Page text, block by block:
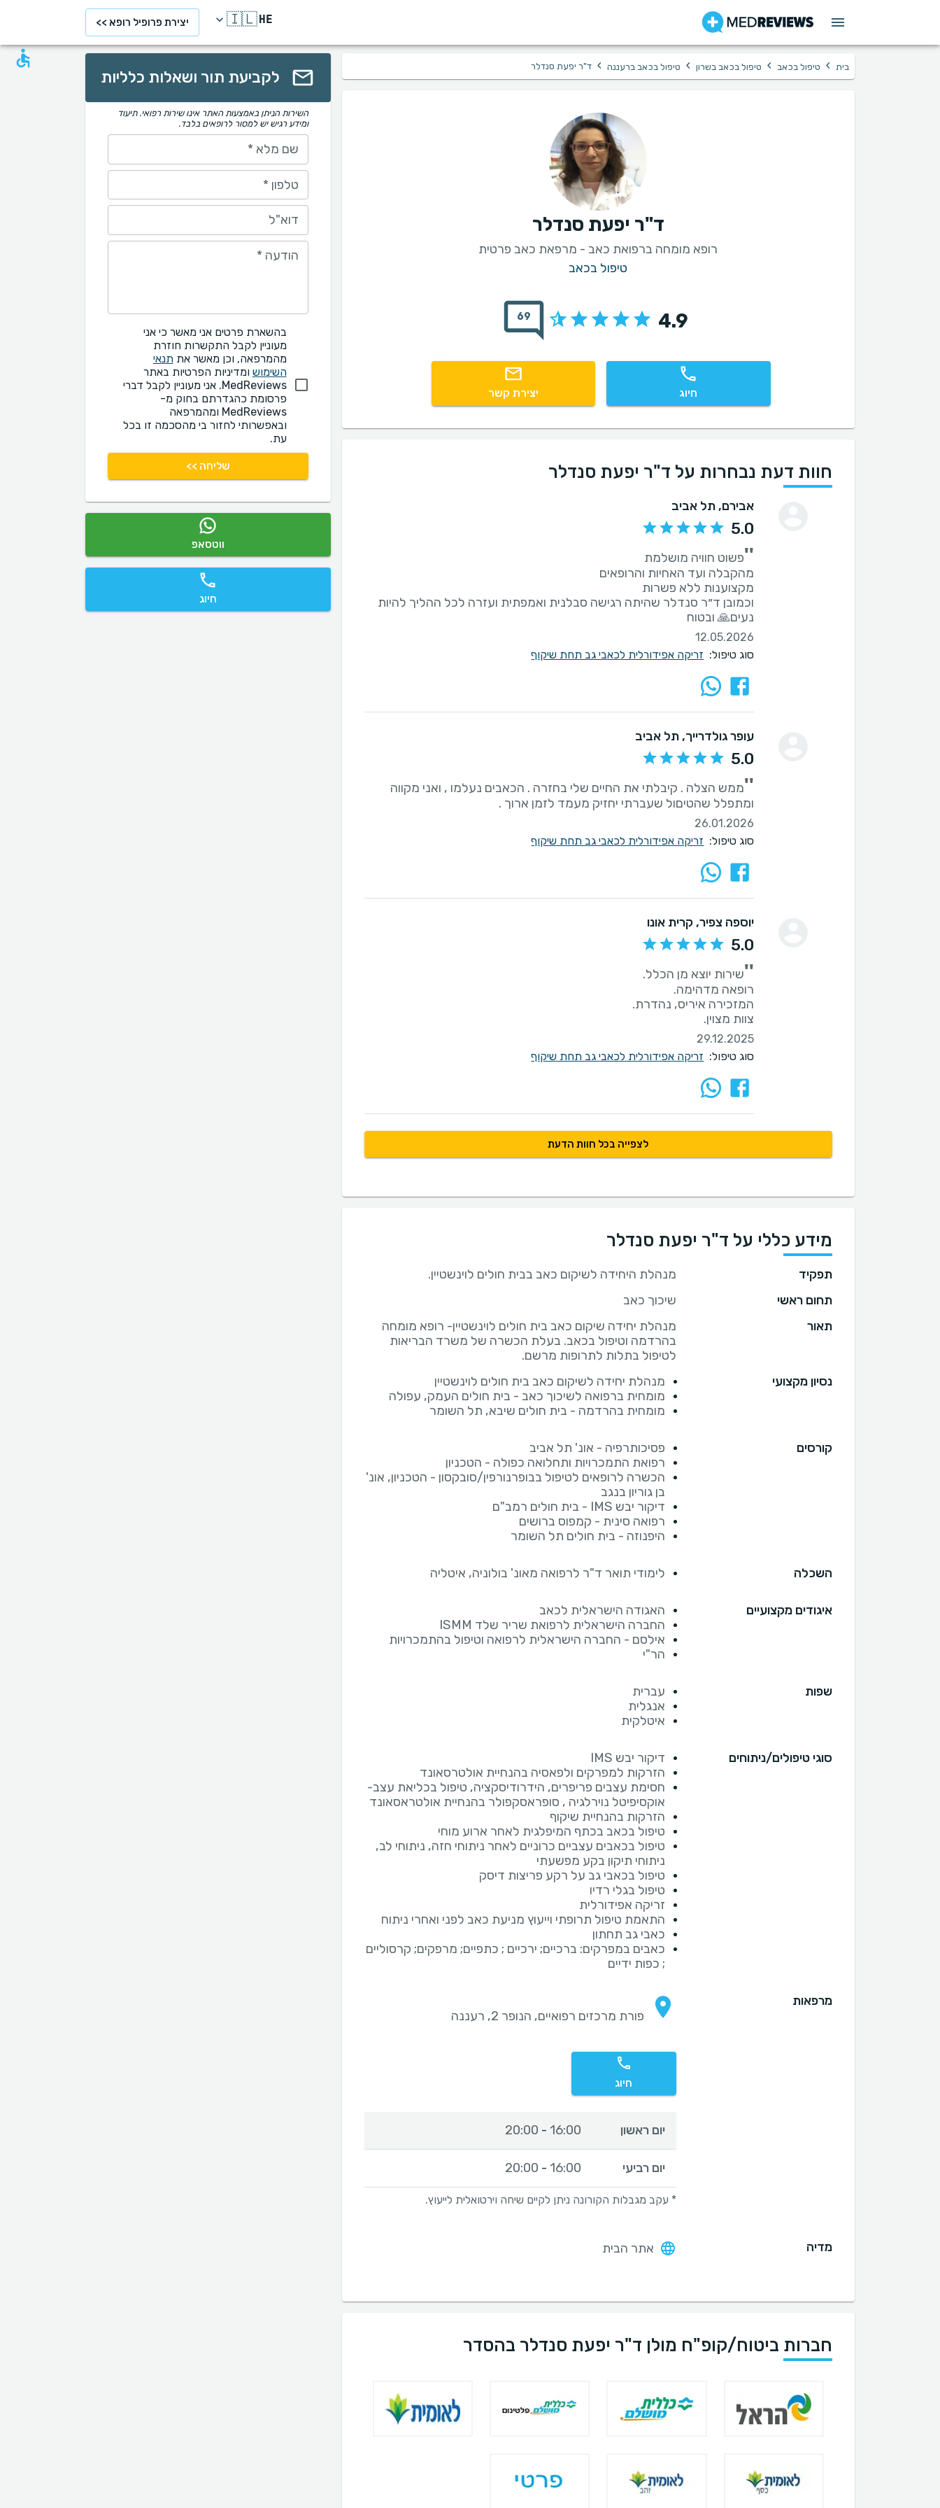
HE
🇮🇱 יצירת פרופיל רופא >>
בית › טיפול בכאב › טיפול בכאב בשרון › טיפול בכאב ברעננה › ד"ר יפעת סנדלר
ד"ר יפעת סנדלר
רופא מומחה ברפואת כאב - מרפאת כאב פרטית
טיפול בכאב
4.9
69
חיוג יצירת קשר
חוות דעת נבחרות על ד"ר יפעת סנדלר
אבירם, תל אביב
5.0
''
‏וכמובן ד״ר סנדלר שהיתה רגישה סבלנית ואמפתית ועזרה לכל ההליך להיות
נעים🙏 ובטוח
12.05.2026
סוג טיפול: זריקה אפידורלית לכאבי גב תחת שיקוף
עופר גולדרייך, תל אביב
5.0
''ממש הצלה . קיבלתי את החיים שלי בחזרה . הכאבים נעלמו , ואני מקווה
ומתפלל שהטיםול שעברתי יחזיק מעמד לזמן ארוך .
26.01.2026
סוג טיפול: זריקה אפידורלית לכאבי גב תחת שיקוף
יוספה צפיר, קרית אונו
5.0
''
צוות מצוין.
29.12.2025
סוג טיפול: זריקה אפידורלית לכאבי גב תחת שיקוף
לצפייה בכל חוות הדעת
מידע כללי על ד"ר יפעת סנדלר
תפקיד
מנהלת היחידה לשיקום כאב בבית חולים לוינשטיין.
תחום ראשי
שיכוך כאב
תאור
מנהלת יחידה שיקום כאב בית חולים לוינשטיין- רופא מומחה
בהרדמה וטיפול בכאב. בעלת הכשרה של משרד הבריאות
לטיפול בתלות לתרופות מרשם.
נסיון מקצועי
מנהלת יחידה לשיקום כאב בית חולים לוינשטיין
מומחית ברפואה לשיכוך כאב - בית חולים העמק, עפולה
מומחית בהרדמה - בית חולים שיבא, תל השומר
קורסים
פסיכותרפיה - אונ' תל אביב
רפואת התמכרויות ותחלואה כפולה - הטכניון
הכשרה לרופאים לטיפול בבופרנורפין/סובקסון - הטכניון, אונ'
בן גוריון בנגב
דיקור יבש IMS - בית חולים רמב"ם
רפואה סינית - קמפוס ברושים
היפנוזה - בית חולים תל השומר
השכלה לימודי תואר ד"ר לרפואה מאונ' בולוניה, איטליה
איגודים מקצועיים
האגודה הישראלית לכאב
החברה הישראלית לרפואת שריר שלד ISMM
אילסם - החברה הישראלית לרפואה וטיפול בהתמכרויות
הר"י
שפות
עברית
אנגלית
איטלקית
סוגי טיפולים/ניתוחים
דיקור יבש IMS
הזרקות למפרקים ולפאסיה בהנחיית אולטרסאונד
חסימת עצבים פריפרים, הידרודיסקציה, טיפול בכליאת עצב-
אוקסיפיטל נוירלגיה , סופראסקפולר בהנחיית אולטראסאונד
הזרקות בהנחיית שיקוף
טיפול בכאב בכתף המיפלגית לאחר ארוע מוחי
טיפול בכאבים עצביים כרוניים לאחר ניתוחי חזה, ניתוחי לב,
ניתוחי תיקון בקע מפשעתי
טיפול בכאבי גב על רקע פריצות דיסק
טיפול בגלי רדיו
זריקה אפידורלית
התאמת טיפול תרופתי וייעוץ מניעת כאב לפני ואחרי ניתוח
כאבי גב תחתון
כאבים במפרקים: ברכיים; ירכיים ; כתפיים; מרפקים; קרסוליים
; כפות ידיים
מרפאות
פורת מרכזים רפואיים, הנופר 2, רעננה
חיוג
יום ראשון 16:00
-
20:00
יום רביעי 16:00
-
20:00
* עקב מגבלות הקורונה ניתן לקיים שיחה וירטואלית לייעוץ.
מדיה אתר הבית
חברות ביטוח/קופ"ח מולן ד"ר יפעת סנדלר בהסדר
לקביעת תור ושאלות כלליות
השירות הניתן באמצעות האתר אינו שירות רפואי. תיעוד
ומידע רגיש יש למסור לרופאים בלבד.
שם מלא *
טלפון *
דוא"ל
הודעה *
בהשארת פרטים אני מאשר כי אני
מעוניין לקבל התקשרות חוזרת
מהמרפאה, וכן מאשר אתתנאי
השימוש ומדיניות הפרטיות באתר
MedReviews. אני מעוניין לקבל דברי
פרסומת כהגדרתם בחוק מ-
MedReviews ומהמרפאה
ובאפשרותי לחזור בי מהסכמה זו בכל
עת.
שליחה >>
ווטסאפ
חיוג